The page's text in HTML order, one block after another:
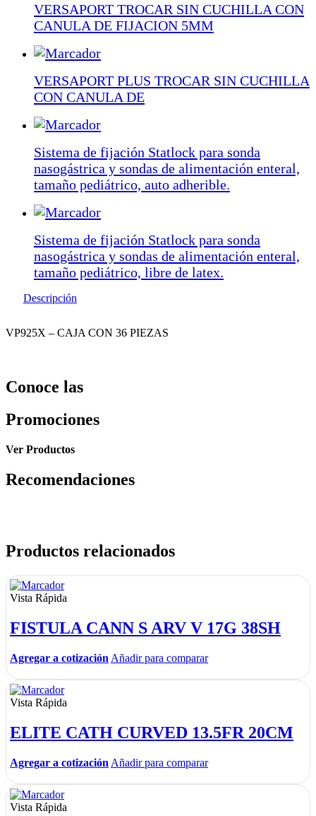
VERSAPORT TROCAR SIN CUCHILLA CON
CANULA DE FIJACION 5MM
VERSAPORT PLUS TROCAR SIN CUCHILLA
CON CANULA DE
Sistema de fijación Statlock para sonda
nasogástrica y sondas de alimentación enteral,
tamaño pediátrico, auto adherible.
Sistema de fijación Statlock para sonda
nasogástrica y sondas de alimentación enteral,
tamaño pediátrico, libre de latex.
Descripción
VP925X – CAJA CON 36 PIEZAS
Conoce las
Promociones
Ver Productos
Recomendaciones
Productos relacionados
Vista Rápida
FISTULA CANN S ARV V 17G 38SH
Agregar a cotización Añadir para comparar
Vista Rápida
ELITE CATH CURVED 13.5FR 20CM
Agregar a cotización Añadir para comparar
Vista Rápida